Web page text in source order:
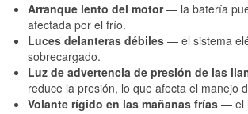
Arranque lento del motor— la batería
afectada por el frío.
Luces delanteras débiles — el sistema
sobrecargado.
Luz de advertencia de presión de las
reduce la presión, lo que afecta el manejo
Volante rígido en las mañanas frías — el